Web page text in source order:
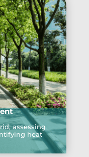
assessing
heat